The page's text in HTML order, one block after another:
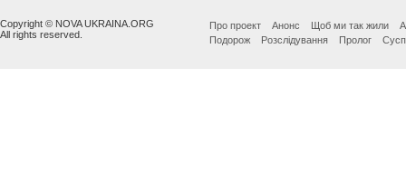
Copyright © NOVA UKRAINA.ORG
All rights reserved.
Про проект Анонс Щоб ми так жили
Подорож
Розслідування Пролог